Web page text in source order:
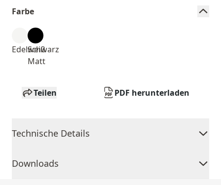
Farbe
Edelweiß
Schwarz
Matt
Teilen PDF herunterladen
Technische Details
Downloads